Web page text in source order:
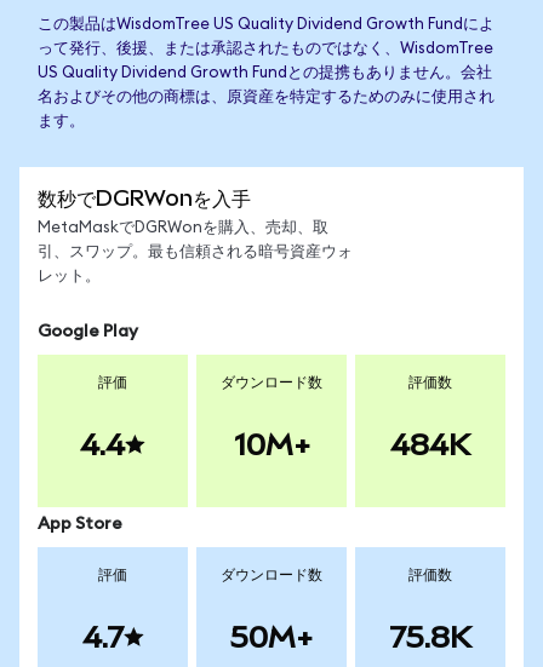
この製品はWisdomTree US Quality Dividend Growth Fundによ
って発行、後援、または承認されたものではなく、WisdomTree
US Quality Dividend Growth Fundとの提携もありません。会社
名およびその他の商標は、原資産を特定するためのみに使用され
ます。
数秒でDGRWonを入手
MetaMaskでDGRWonを購入、売却、取
引、スワップ。最も信頼される暗号資産ウォ
レット。
Google Play
評価
4.4
ダウンロード数
10M+
評価数
484K
App Store
評価
4.7
ダウンロード数
50M+
評価数
75.8K